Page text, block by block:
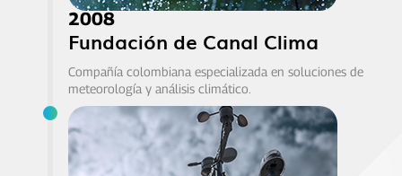
2008
Fundación de Canal Clima
Compañía colombiana especializada en soluciones de
meteorología y análisis climático.